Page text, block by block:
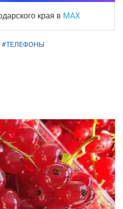
края в MAX
#ТЕЛЕФОНЫ